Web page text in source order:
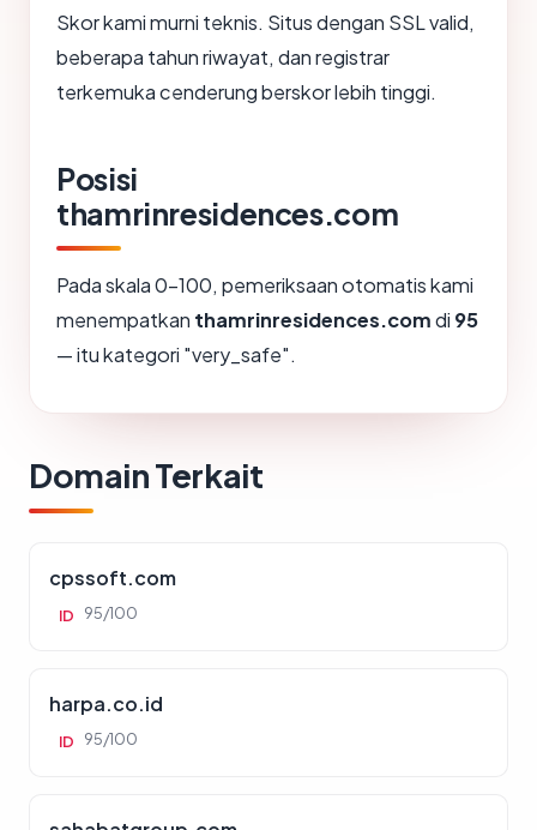
Skor kami murni teknis. Situs dengan SSL valid,
beberapa tahun riwayat, dan registrar
terkemuka cenderung berskor lebih tinggi.
Posisi
thamrinresidences.com
Pada skala 0-100, pemeriksaan otomatis kami
menempatkan thamrinresidences.comdi 95
— itu kategori "very_safe".
Domain Terkait
cpssoft.com
ID 95/100
harpa.co.id
ID 95/100